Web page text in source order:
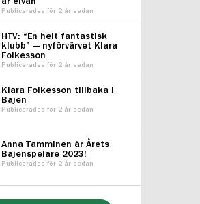
Publicerades för 2 år sedan
HTV: “En helt fantastisk
klubb” — nyförvärvet Klara
Folkesson
Publicerades för 2 år sedan
Klara Folkesson tillbaka i
Bajen
Publicerades för 2 år sedan
Anna Tamminen är Årets
Bajenspelare 2023!
Publicerades för 2 år sedan